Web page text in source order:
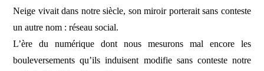
Neige vivait dans notre siècle, son miroir porterait sans conteste
un autre nom : réseau social.
L’ère du numérique dont nous mesurons mal encore les
bouleversements qu’ils induisent modifie sans conteste notre